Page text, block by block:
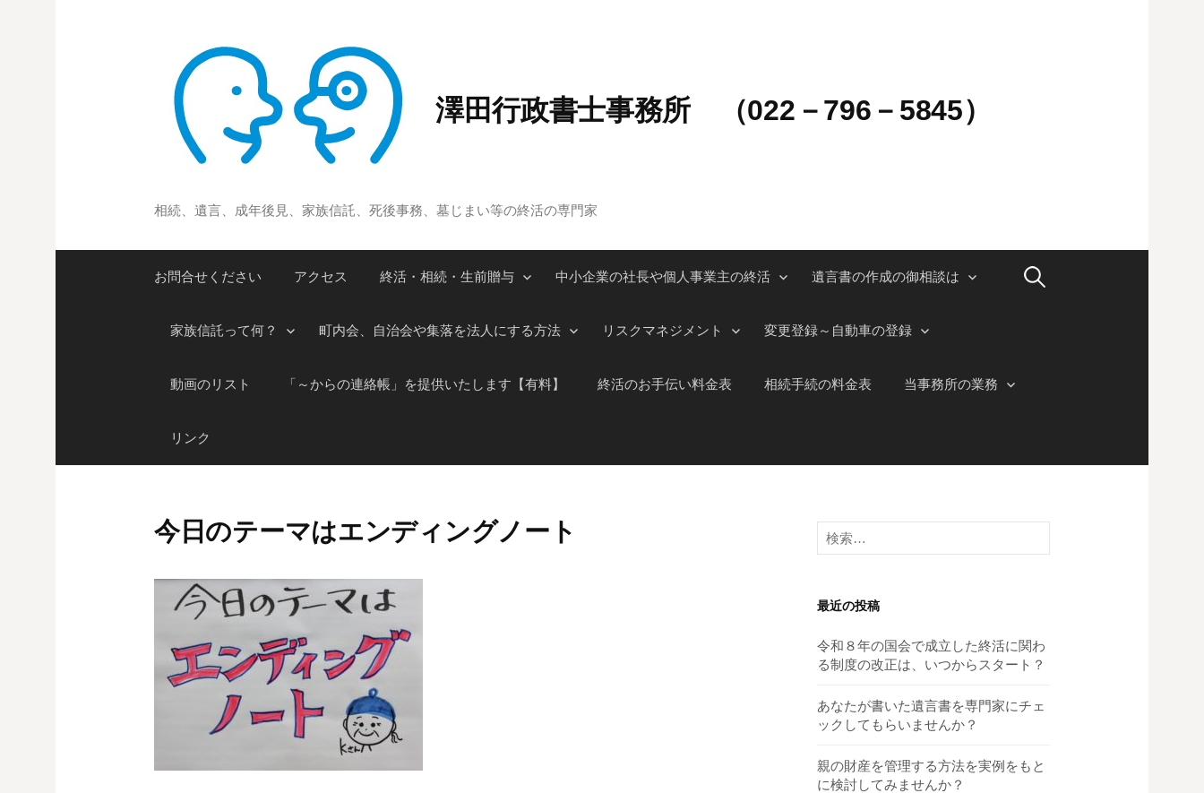
澤田行政書士事務所 （022－796－5845）
相続、遺言、成年後見、家族信託、死後事務、墓じまい等の終活の専門家
お問合せください アクセス 終活・相続・生前贈与 中小企業の社長や個人事業主の終活 遺言書の作成の御相談は
家族信託って何？ 町内会、自治会や集落を法人にする方法 リスクマネジメント 変更登録～自動車の登録
動画のリスト 「～からの連絡帳」を提供いたします【有料】 終活のお手伝い料金表 相続手続の料金表 当事務所の業務
リンク
検
今日のテーマはエンディングノート
検
索:
最近の投稿
令和８年の国会で成立した終活に関わ
る制度の改正は、いつからスタート？
あなたが書いた遺言書を専門家にチェ
ックしてもらいませんか？
親の財産を管理する方法を実例をもと
に検討してみませんか？